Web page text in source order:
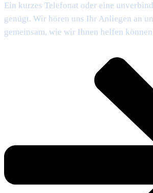
Ein kurzes Telefonat oder eine
genügt. Wir hören uns Ihr Anliegen an
gemeinsam, wie wir Ihnen helfen